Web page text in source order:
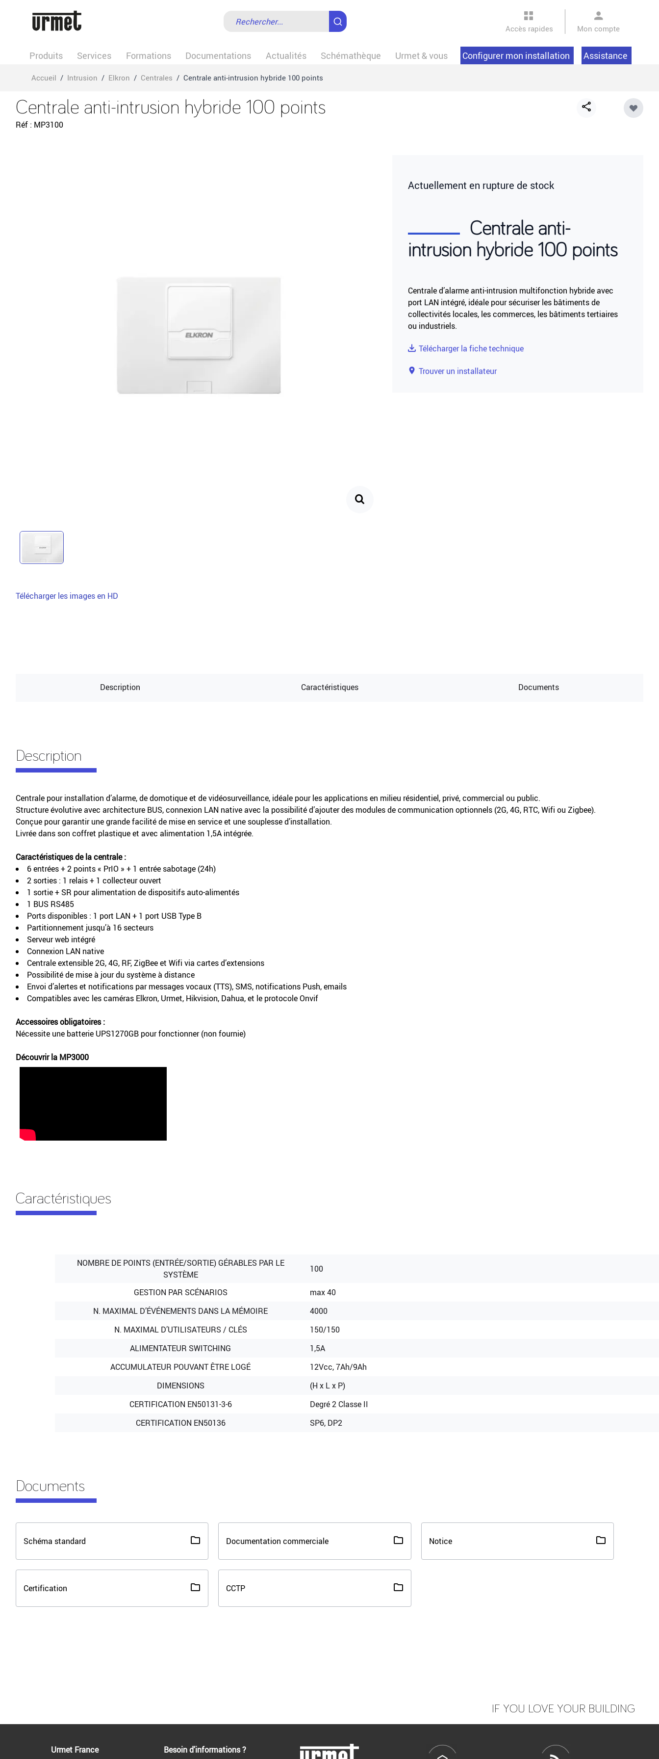
Accès rapides Mon compte
Produits Services Formations Documentations Actualités Schémathèque Urmet & vous Configurer mon installation Assistance
Accueil / Intrusion / Elkron / Centrales / Centrale anti-intrusion hybride 100 points
Centrale anti-intrusion hybride 100 points
Réf MP3100
Actuellement en rupture de stock
Centrale anti-
intrusion hybride 100 points
Centrale d’alarme anti-intrusion multifonction hybride avec
port LAN intégré, idéale pour sécuriser les bâtiments de
collectivités locales, les commerces, les bâtiments tertiaires
ou industriels.
Télécharger la fiche technique
Trouver un installateur
Télécharger les images en HD
Description Caractéristiques Documents
Description
Centrale pour installation d’alarme, de domotique et de vidéosurveillance, idéale pour les applications en milieu résidentiel, privé, commercial ou public.
Structure évolutive avec architecture BUS, connexion LAN native avec la possibilité d’ajouter des modules de communication optionnels (2G, 4G, RTC, Wifi ou Zigbee).
Conçue pour garantir une grande facilité de mise en service et une souplesse d’installation.
Livrée dans son coffret plastique et avec alimentation 1,5A intégrée.
Caractéristiques de la centrale :
6 entrées + 2 points « PrIO » + 1 entrée sabotage (24h)
2 sorties : 1 relais + 1 collecteur ouvert
1 sortie + SR pour alimentation de dispositifs auto-alimentés
1 BUS RS485
Ports disponibles : 1 port LAN + 1 port USB Type B
Partitionnement jusqu’à 16 secteurs
Serveur web intégré
Connexion LAN native
Centrale extensible 2G, 4G, RF, ZigBee et Wifi via cartes d’extensions
Possibilité de mise à jour du système à distance
Envoi d’alertes et notifications par messages vocaux (TTS), SMS, notifications Push, emails
Compatibles avec les caméras Elkron, Urmet, Hikvision, Dahua, et le protocole Onvif
Accessoires obligatoires :
Nécessite une batterie UPS1270GB pour fonctionner (non fournie)
Découvrir la MP3000
Caractéristiques
NOMBRE DE POINTS (ENTRÉE/SORTIE) GÉRABLES PAR LE
SYSTÈME
100
GESTION PAR SCÉNARIOS
max 40
N. MAXIMAL D’ÉVÉNEMENTS DANS LA MÉMOIRE
4000
N. MAXIMAL D’UTILISATEURS / CLÉS
150/150
ALIMENTATEUR SWITCHING
1,5A
ACCUMULATEUR POUVANT ÊTRE LOGÉ
12Vcc, 7Ah/9Ah
DIMENSIONS
(H x L x P)
CERTIFICATION EN50131-3-6
Degré 2 Classe II
CERTIFICATION EN50136
SP6, DP2
Documents
Schéma standard Documentation commerciale Notice
Certification CCTP
IF YOU LOVE YOUR BUILDING
Urmet France Besoin d'informations ?